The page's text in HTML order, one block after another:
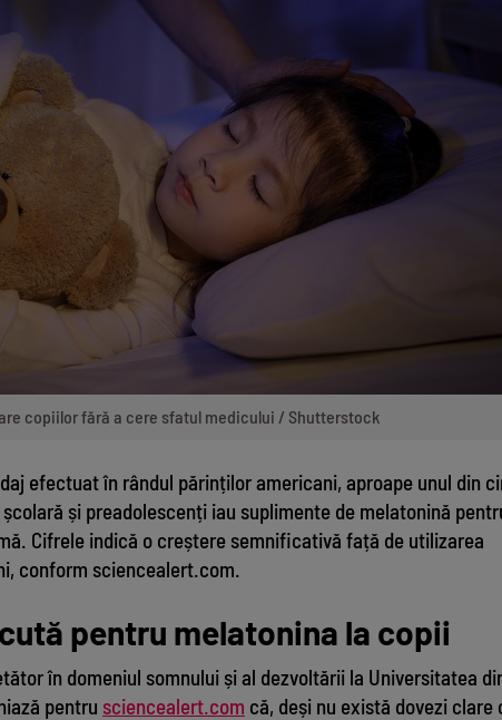
copiilor fără a cere sfatul medicului / Shutterstock
efectuat în rândul părinților americani, aproape unul din
și preadolescenți iau suplimente de melatonină
Cifrele indică o creștere semnificativă față de utilizarea
conform sciencealert.com.
pentru melatonina la copii
în domeniul somnului și al dezvoltării la Universitatea
pentru sciencealert.com că, deși nu există dovezi clare